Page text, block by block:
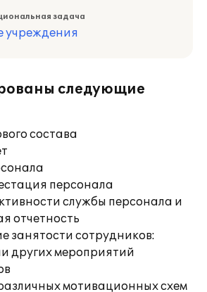
задача
учреждения
следующие
состава
персонала
службы персонала и
отчетность
занятости сотрудников:
других мероприятий
мотивационных схем